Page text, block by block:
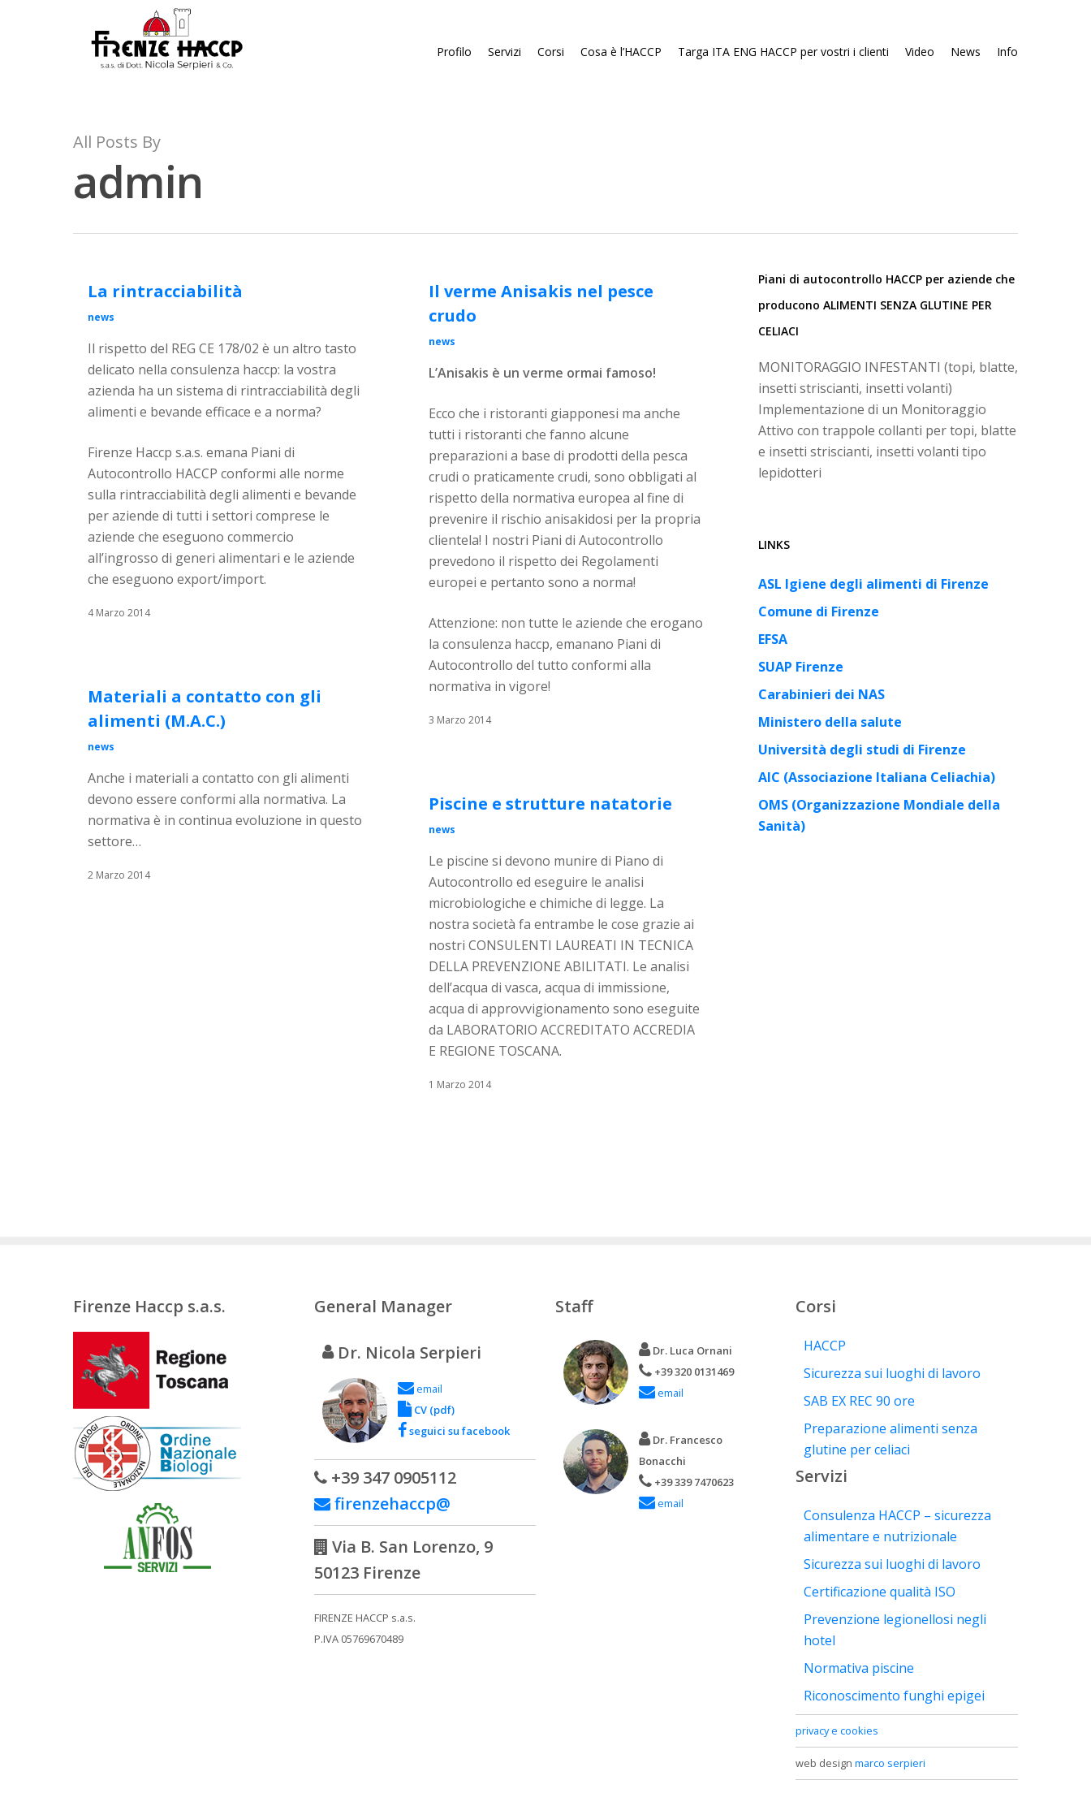
Hit enter to search or ESC to close
Profilo Servizi Corsi Cosa è l’HACCP Targa ITA ENG HACCP per vostri i clienti Video News Info
All Posts By
admin
La rintracciabilità
news
Il rispetto del REG CE 178/02 è un altro tasto
delicato nella consulenza haccp: la vostra
azienda ha un sistema di rintracciabilità degli
alimenti e bevande efficace e a norma?
Firenze Haccp s.a.s. emana Piani di
Autocontrollo HACCP conformi alle norme
sulla rintracciabilità degli alimenti e bevande
per aziende di tutti i settori comprese le
aziende che eseguono commercio
all’ingrosso di generi alimentari e le aziende
che eseguono export/import.
4 Marzo 2014
Il verme Anisakis nel pesce
crudo
news
L’Anisakis è un verme ormai famoso!
Ecco che i ristoranti giapponesi ma anche
tutti i ristoranti che fanno alcune
preparazioni a base di prodotti della pesca
crudi o praticamente crudi, sono obbligati al
rispetto della normativa europea al fine di
prevenire il rischio anisakidosi per la propria
clientela! I nostri Piani di Autocontrollo
prevedono il rispetto dei Regolamenti
europei e pertanto sono a norma!
Attenzione: non tutte le aziende che erogano
la consulenza haccp, emanano Piani di
Autocontrollo del tutto conformi alla
normativa in vigore!
3 Marzo 2014
Materiali a contatto con gli
alimenti (M.A.C.)
news
Anche i materiali a contatto con gli alimenti
devono essere conformi alla normativa. La
normativa è in continua evoluzione in questo
settore…
2 Marzo 2014
Piscine e strutture natatorie
news
Le piscine si devono munire di Piano di
Autocontrollo ed eseguire le analisi
microbiologiche e chimiche di legge. La
nostra società fa entrambe le cose grazie ai
nostri CONSULENTI LAUREATI IN TECNICA
DELLA PREVENZIONE ABILITATI. Le analisi
dell’acqua di vasca, acqua di immissione,
acqua di approvvigionamento sono eseguite
da LABORATORIO ACCREDITATO ACCREDIA
E REGIONE TOSCANA.
1 Marzo 2014
Piani di autocontrollo HACCP per aziende che
producono ALIMENTI SENZA GLUTINE PER
CELIACI
MONITORAGGIO INFESTANTI (topi, blatte,
insetti striscianti, insetti volanti)
Implementazione di un Monitoraggio
Attivo con trappole collanti per topi, blatte
e insetti striscianti, insetti volanti tipo
lepidotteri
LINKS
ASL Igiene degli alimenti di Firenze
Comune di Firenze
EFSA
SUAP Firenze
Carabinieri dei NAS
Ministero della salute
Università degli studi di Firenze
AIC (Associazione Italiana Celiachia)
OMS (Organizzazione Mondiale della
Sanità)
Firenze Haccp s.a.s. General Manager
Dr. Nicola Serpieri
email
CV (pdf)
seguici su facebook
+39 347 0905112
firenzehaccp@
Via B. San Lorenzo, 9
50123 Firenze
FIRENZE HACCP s.a.s.
P.IVA 05769670489
Staff
Dr. Luca Ornani
+39 320 0131469
email
Dr. Francesco
Bonacchi
+39 339 7470623
email
Corsi
HACCP
Sicurezza sui luoghi di lavoro
SAB EX REC 90 ore
Preparazione alimenti senza
glutine per celiaci
Servizi
Consulenza HACCP – sicurezza
alimentare e nutrizionale
Sicurezza sui luoghi di lavoro
Certificazione qualità ISO
Prevenzione legionellosi negli
hotel
Normativa piscine
Riconoscimento funghi epigei
privacy e cookies
web designmarco serpieri